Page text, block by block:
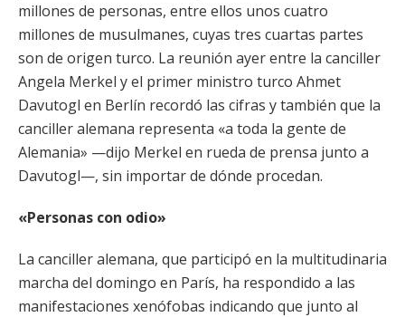
millones de personas, entre ellos unos cuatro
millones de musulmanes, cuyas tres cuartas partes
son de origen turco. La reunión ayer entre la canciller
Angela Merkel y el primer ministro turco Ahmet
Davutogl en Berlín recordó las cifras y también que la
canciller alemana representa «a toda la gente de
Alemania» —dijo Merkel en rueda de prensa junto a
Davutogl—, sin importar de dónde procedan.
«Personas con odio»
La canciller alemana, que participó en la multitudinaria
marcha del domingo en París, ha respondido a las
manifestaciones xenófobas indicando que junto al